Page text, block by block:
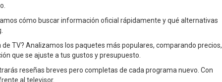
cómo buscar información oficial rápidamente y qué alternativas
TV? Analizamos los paquetes más populares, comparando precios,
que se ajuste a tus gustos y presupuesto.
reseñas breves pero completas de cada programa nuevo. Con
al televisor.